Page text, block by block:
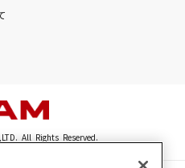
All Rights Reserved.